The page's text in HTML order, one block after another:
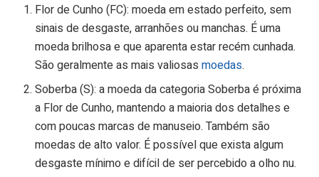
Flor de Cunho (FC): moeda em estado perfeito, sem
sinais de desgaste, arranhões ou manchas. É uma
moeda brilhosa e que aparenta estar recém cunhada.
São geralmente as mais valiosasmoedas.
Soberba (S): a moeda da categoria Soberba é próxima
a Flor de Cunho, mantendo a maioria dos detalhes e
com poucas marcas de manuseio. Também são
moedas de alto valor. É possível que exista algum
desgaste mínimo e difícil de ser percebido a olho nu.